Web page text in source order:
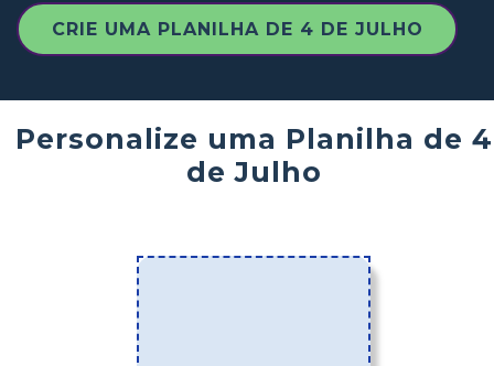
CRIE UMA PLANILHA DE 4 DE JULHO
Personalize uma Planilha de 4
de Julho